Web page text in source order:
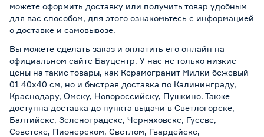
можете оформить доставку или получить товар удобным
для вас способом, для этого ознакомьтесь с информацией
о доставке и самовывозе.
Вы можете сделать заказ и оплатить его онлайн на
официальном сайте Бауцентр. У нас не только низкие
цены на такие товары, как Керамогранит Милки бежевый
01 40х40 см, но и быстрая доставка по Калининграду,
Краснодару, Омску, Новороссийску, Пушкино. Также
доступна доставка до пункта выдачи в Светлогорске,
Балтийске, Зеленоградске, Черняховске, Гусеве,
Советске, Пионерском, Светлом, Гвардейске,